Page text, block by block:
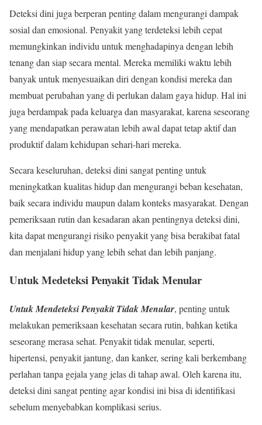
Deteksi dini juga berperan penting dalam mengurangi dampak
sosial dan emosional. Penyakit yang terdeteksi lebih cepat
memungkinkan individu untuk menghadapinya dengan lebih
tenang dan siap secara mental. Mereka memiliki waktu lebih
banyak untuk menyesuaikan diri dengan kondisi mereka dan
membuat perubahan yang di perlukan dalam gaya hidup. Hal ini
juga berdampak pada keluarga dan masyarakat, karena seseorang
yang mendapatkan perawatan lebih awal dapat tetap aktif dan
produktif dalam kehidupan sehari-hari mereka.
Secara keseluruhan, deteksi dini sangat penting untuk
meningkatkan kualitas hidup dan mengurangi beban kesehatan,
baik secara individu maupun dalam konteks masyarakat. Dengan
pemeriksaan rutin dan kesadaran akan pentingnya deteksi dini,
kita dapat mengurangi risiko penyakit yang bisa berakibat fatal
dan menjalani hidup yang lebih sehat dan lebih panjang.
Untuk Medeteksi Penyakit Tidak Menular
Untuk Mendeteksi Penyakit Tidak Menular, penting untuk
melakukan pemeriksaan kesehatan secara rutin, bahkan ketika
seseorang merasa sehat. Penyakit tidak menular, seperti,
hipertensi, penyakit jantung, dan kanker, sering kali berkembang
perlahan tanpa gejala yang jelas di tahap awal. Oleh karena itu,
deteksi dini sangat penting agar kondisi ini bisa di identifikasi
sebelum menyebabkan komplikasi serius.